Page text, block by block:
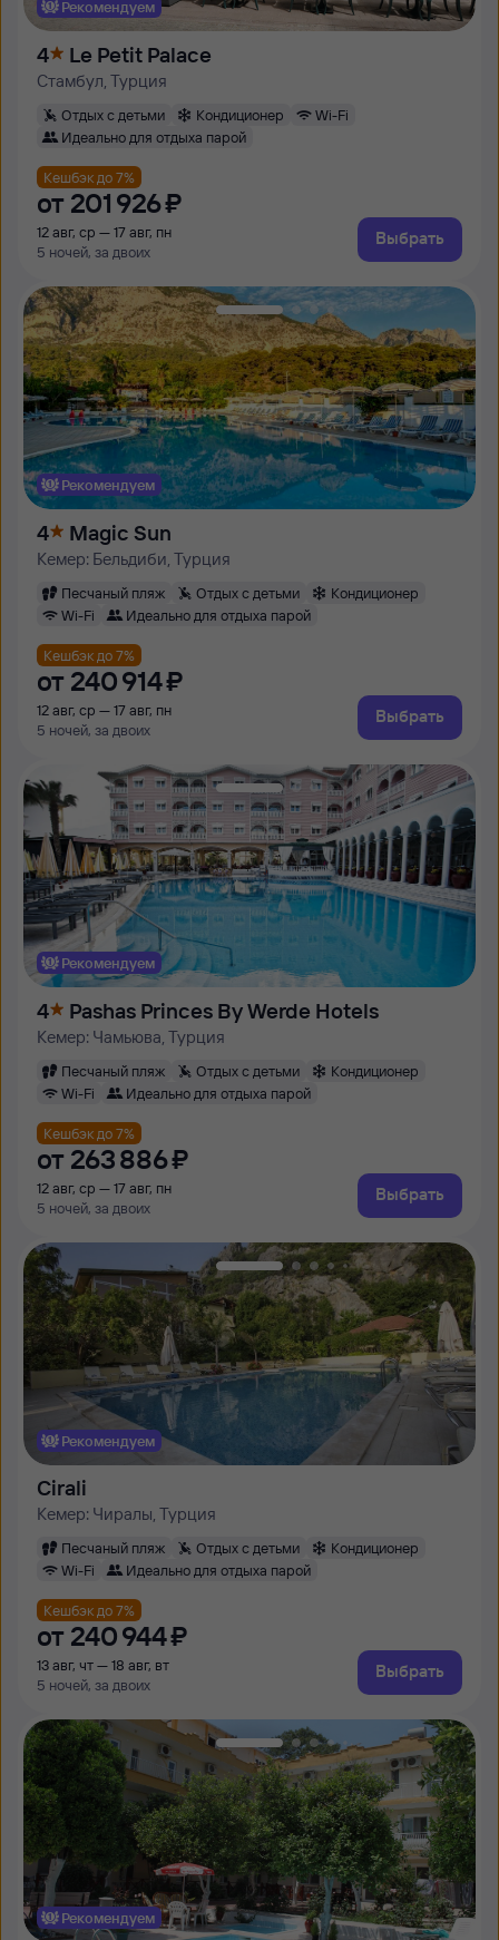
Рекомендуем
4 Le Petit Palace
Стамбул, Турция
Отдых с детьми Кондиционер
Wi-Fi
Идеально для отдыха парой
Кешбэк до 7%
от 201 ⁠926 ⁠₽
12 авг, ср — 17 авг, пн
5 ночей, за двоих
Выбрать
Рекомендуем
4 Magic Sun
Кемер: Бельдиби, Турция
Песчаный пляж Отдых с детьми
Кондиционер
Wi-Fi
Идеально для отдыха парой
Кешбэк до 7%
от 240 ⁠914 ⁠₽
12 авг, ср — 17 авг, пн
5 ночей, за двоих
Выбрать
Рекомендуем
4 Pashas Princes By Werde Hotels
Кемер: Чамьюва, Турция
Песчаный пляж Отдых с детьми
Кондиционер
Wi-Fi
Идеально для отдыха парой
Кешбэк до 7%
от 263 ⁠886 ⁠₽
12 авг, ср — 17 авг, пн
5 ночей, за двоих
Выбрать
Рекомендуем
Cirali
Кемер: Чиралы, Турция
Песчаный пляж Отдых с детьми
Кондиционер
Wi-Fi
Идеально для отдыха парой
Кешбэк до 7%
от 240 ⁠944 ⁠₽
13 авг, чт — 18 авг, вт
5 ночей, за двоих
Выбрать
Рекомендуем